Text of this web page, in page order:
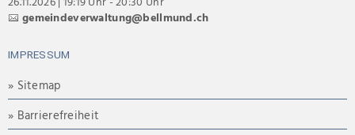
gemeindeverwaltung@bellmund.ch
IMPRESSUM
» Sitemap
» Barrierefreiheit